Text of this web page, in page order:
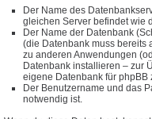
Der Name des
gleichen Server befindet wie
Der Name der Datenbank
(die Datenbank muss bereits
zu anderen Anwendungen
Datenbank installieren – zur
eigene Datenbank für phpBB
Der Benutzername und das
notwendig ist.